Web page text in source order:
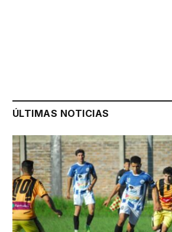
ÚLTIMAS NOTICIAS